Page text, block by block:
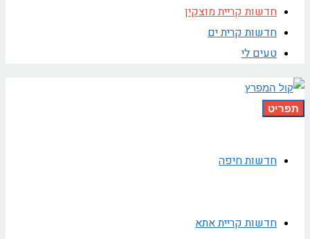
חדשות קריית מוצקין
חדשות קרית ים
טעים לי
תפריט
חדשות חיפה
חדשות קריית אתא